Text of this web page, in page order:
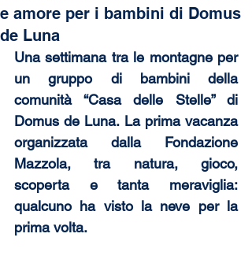
e amore per i bambini di Domus
de Luna
Una settimana tra le montagne per
un gruppo di bambini della
comunità “Casa delle Stelle” di
Domus de Luna. La prima vacanza
organizzata dalla Fondazione
Mazzola, tra natura, gioco,
scoperta e tanta meraviglia:
qualcuno ha visto la neve per la
prima volta.